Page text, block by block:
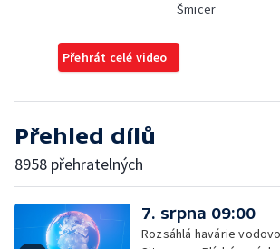
Šmicer
Přehrát celé video
Přehled dílů
8958 přehratelných
7. srpna 09:00
Rozsáhlá havárie